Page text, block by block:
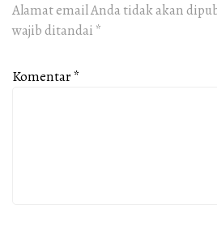
Alamat email Anda tidak akan
wajib ditandai *
Komentar*